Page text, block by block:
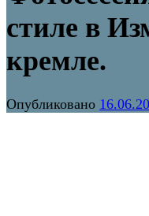
стиле в
кремле.
Опубликовано